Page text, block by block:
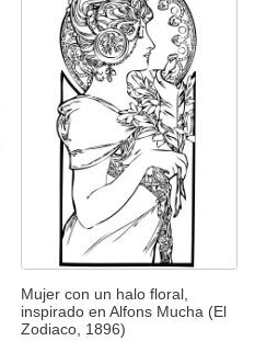
Mujer con un halo floral,
inspirado en Alfons Mucha (El
Zodiaco, 1896)